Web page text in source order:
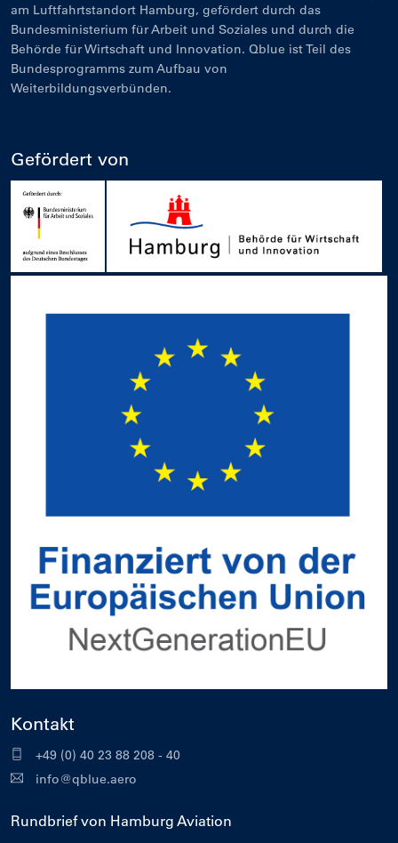
am Luftfahrtstandort Hamburg, gefördert durch das
Bundesministerium für Arbeit und Soziales und durch die
Behörde für Wirtschaft und Innovation. Qblue ist Teil des
Bundesprogramms zum Aufbau von
Weiterbildungsverbünden.
Gefördert von
Kontakt
+49 (0) 40 23 88 208 - 40
info@qblue.aero
Rundbrief von Hamburg Aviation